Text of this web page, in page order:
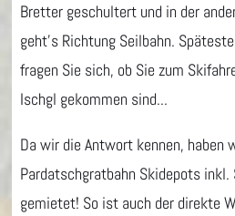
Bretter geschultert und in der
geht's Richtung Seilbahn.
fragen Sie sich, ob Sie zum
Ischgl gekommen sind...
Da wir die Antwort kennen, haben
Pardatschgratbahn Skidepots inkl.
gemietet! So ist auch der direkte